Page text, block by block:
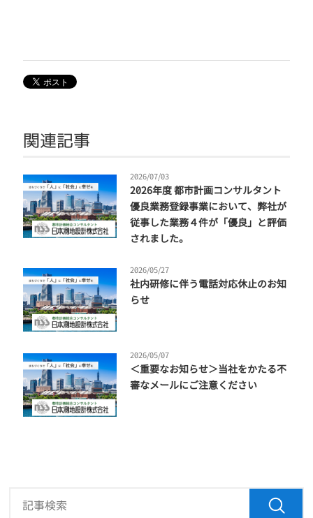
関連記事
2026/07/03
2026年度 都市計画コンサルタント
優良業務登録事業において、弊社が
従事した業務４件が「優良」と評価
されました。
2026/05/27
社内研修に伴う電話対応休止のお知
らせ
2026/05/07
＜重要なお知らせ＞当社をかたる不
審なメールにご注意ください